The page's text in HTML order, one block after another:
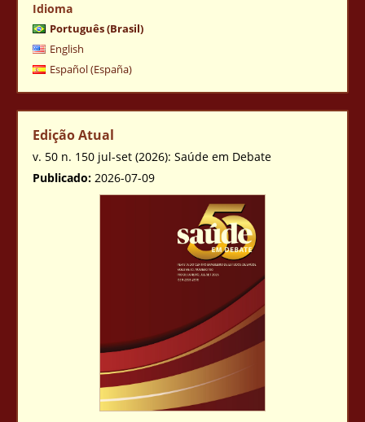
Idioma
Português (Brasil)
English
Español (España)
Edição Atual
v. 50 n. 150 jul-set (2026): Saúde em Debate
Publicado: 2026-07-09